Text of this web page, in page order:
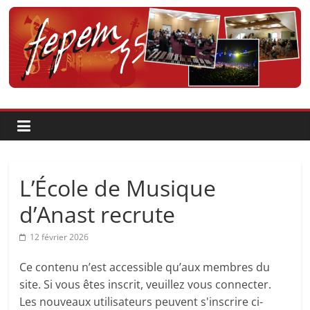
Passer
contenu
Fédération
pour
la
Pratique
et
l'Enseignement
Artistique
L’École de Musique
d’Anast recrute
12 février 2026
Ce contenu n’est accessible qu’aux membres du
site. Si vous êtes inscrit, veuillez vous connecter.
Les nouveaux utilisateurs peuvent s'inscrire ci-